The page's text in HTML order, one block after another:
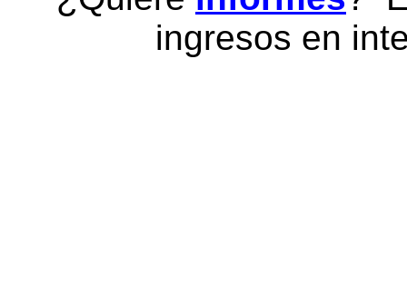
ingresos en